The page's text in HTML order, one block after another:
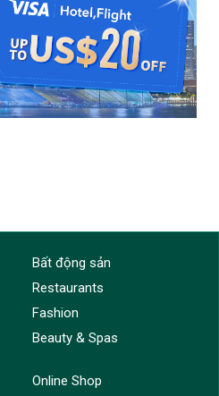
Bất động sản
Restaurants
Fashion
Beauty & Spas
Online Shop